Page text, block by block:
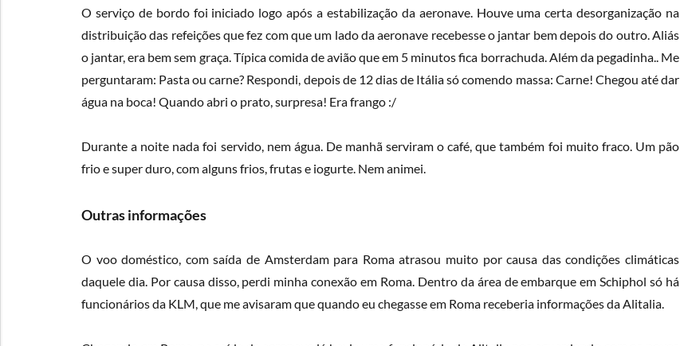
O serviço de bordo foi iniciado logo após a estabilização da aeronave. Houve uma certa desorganização na
distribuição das refeições que fez com que um lado da aeronave recebesse o jantar bem depois do outro. Aliás
o jantar, era bem sem graça. Típica comida de avião que em 5 minutos fica borrachuda. Além da pegadinha.. Me
perguntaram: Pasta ou carne? Respondi, depois de 12 dias de Itália só comendo massa: Carne! Chegou até dar
água na boca! Quando abri o prato, surpresa! Era frango :/
Durante a noite nada foi servido, nem água. De manhã serviram o café, que também foi muito fraco. Um pão
frio e super duro, com alguns frios, frutas e iogurte. Nem animei.
Outras informações
O voo doméstico, com saída de Amsterdam para Roma atrasou muito por causa das condições climáticas
daquele dia. Por causa disso, perdi minha conexão em Roma. Dentro da área de embarque em Schiphol só há
funcionários da KLM, que me avisaram que quando eu chegasse em Roma receberia informações da Alitalia.